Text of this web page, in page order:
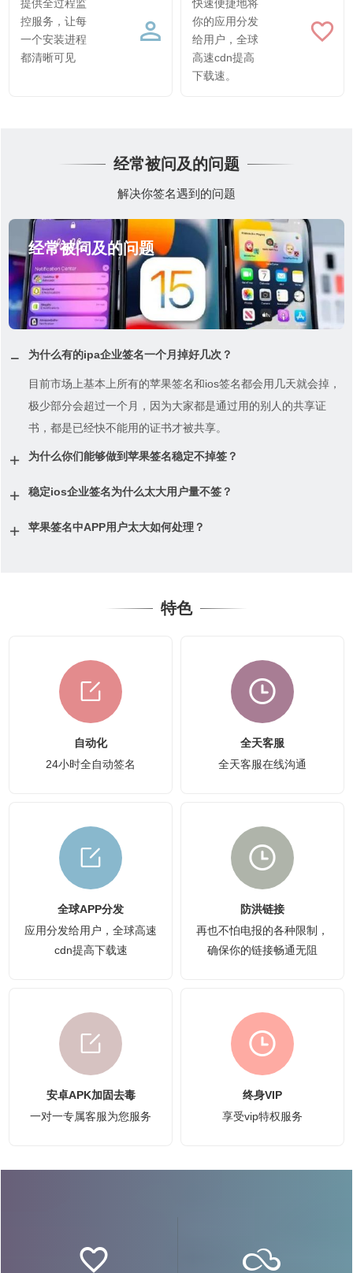
提供全过程监
控服务，让每
一个安装进程
都清晰可见
快速便捷地将
你的应用分发
给用户，全球
高速cdn提高
下载速。
经常被问及的问题
解决你签名遇到的问题
经常被问及的问题
为什么有的ipa企业签名一个月掉好几次？
目前市场上基本上所有的苹果签名和ios签名都会用几天就会掉，
极少部分会超过一个月，因为大家都是通过用的别人的共享证
书，都是已经快不能用的证书才被共享。
为什么你们能够做到苹果签名稳定不掉签？
稳定ios企业签名为什么太大用户量不签？
苹果签名中APP用户太大如何处理？
特色
自动化
24小时全自动签名
全天客服
全天客服在线沟通
全球APP分发
应用分发给用户，全球高速
cdn提高下载速
防洪链接
再也不怕电报的各种限制，
确保你的链接畅通无阻
安卓APK加固去毒
一对一专属客服为您服务
终身VIP
享受vip特权服务